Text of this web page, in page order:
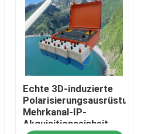
Echte 3D-induzierte
Polarisierungsausrüstung
Mehrkanal-IP-
Akquisitionseinheit